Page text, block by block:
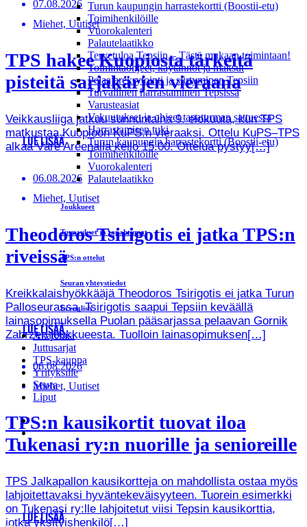
Turun kaupungin harrastekortti (Boostii-etu)
Toimihenkilöille
Vuorokalenteri
Palautelaatikko
Tervetuloa Tepsiin – Tästä mukaan toimintaan!
Toimintaohjeet, käytännöt ja maksut
Pelaajarekrytointi ja siirtyminen Tepsiin
Turvallinen harrastaminen Tepsissä
Varusteasiat
Vakuutukset ja ohjeet tapaturman sattuessa
Harrastamisen tuki
Turun kaupungin harrastekortti (Boostii-etu)
Toimihenkilöille
Vuorokalenteri
Palautelaatikko
Joukkueet
Turnaukset ja tapahtumat
TPS:n ottelut
Seuran yhteystiedot
In english
Akatemia
Juttusarjat
TPS-kauppa
Yrityksille
Seura
Liput
07.08.2026
Miehet, Uutiset
TPS hakee Kuopiosta tärkeitä
pisteitä sarjakärjen vieraana
Veikkausliiga jatkuu sunnuntaina 9. elokuuta, kun TPS
matkustaa Kuopioon KuPS:n vieraaksi. Ottelu KuPS–TPS
alkaa Väre Areenalla kello 15.00. Ottelua pystyy[…]
LUE LISÄÄ
06.08.2026
Miehet, Uutiset
Theodoros Tsirigotis ei jatka TPS:n
riveissä
Kreikkalaishyökkääjä Theodoros Tsirigotis ei jatka Turun
Palloseurassa. Tsirigotis saapui Tepsiin keväällä
lainasopimuksella Puolan pääsarjassa pelaavan Gornik
Zabrzen joukkueesta. Tuolloin lainasopimuksen[…]
LUE LISÄÄ
06.08.2026
Miehet, Uutiset
TPS:n kausikortit tuovat iloa
Tukenasi ry:n nuorille ja senioreille
TPS Jalkapallon kausikortteja on mahdollista ostaa myös
lahjoitettavaksi hyväntekeväisyyteen. Tuorein esimerkki
on Tukenasi ry:lle lahjoitetut viisi Tepsin kausikorttia,
jotka yksityishenkilö[…]
LUE LISÄÄ